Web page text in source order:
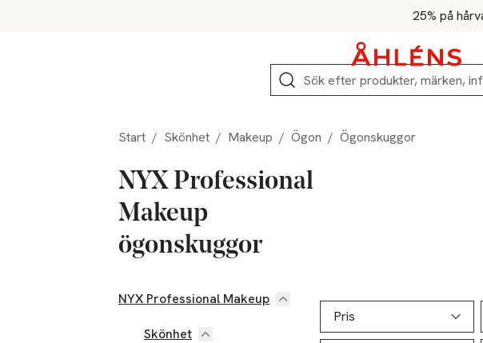
25% på
Sök
Start / Skönhet / Makeup / Ögon / Ögonskuggor
NYX Professional
Makeup
ögonskuggor
Hoppa till produktsidan
NYX Professional Makeup
Skönhet
Hoppa till produktsidan
Pris
Lista över produkter